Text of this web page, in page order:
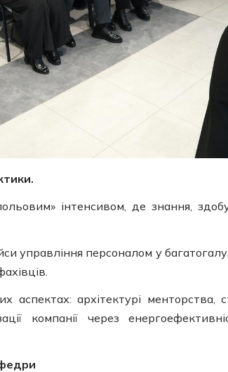
інтенсивом, де знання,
управління персоналом у
аспектах: архітектурі менторства,
компанії через